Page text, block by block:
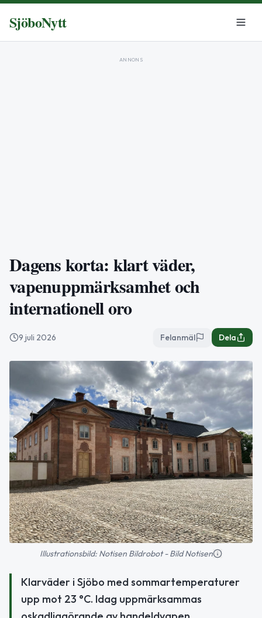
SjöboNytt
ANNONS
Dagens korta: klart väder,
vapenuppmärksamhet och
internationell oro
9 juli 2026 Felanmäl Dela
Illustrationsbild: Notisen Bildrobot - Bild Notisen
Klarväder i Sjöbo med sommartemperaturer
upp mot 23 °C. Idag uppmärksammas